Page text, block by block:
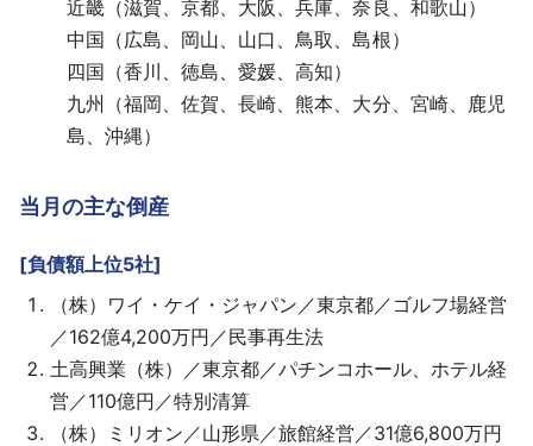
近畿（滋賀、京都、大阪、兵庫、奈良、和歌山）
中国（広島、岡山、山口、鳥取、島根）
四国（香川、徳島、愛媛、高知）
九州（福岡、佐賀、長崎、熊本、大分、宮崎、鹿児
島、沖縄）
当月の主な倒産
[負債額上位5社]
（株）ワイ・ケイ・ジャパン／東京都／ゴルフ場経営
／162億4,200万円／民事再生法
土高興業（株）／東京都／パチンコホール、ホテル経
営／110億円／特別清算
（株）ミリオン／山形県／旅館経営／31億6,800万円